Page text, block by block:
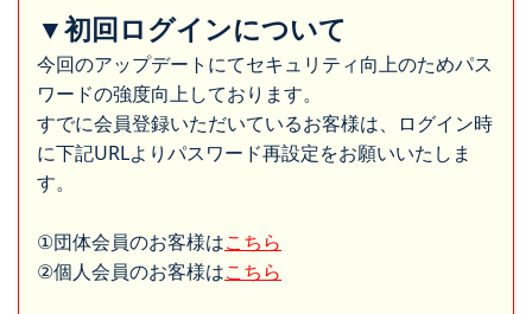
▼初回ログインについて
今回のアップデートにてセキュリティ向上のためパス
ワードの強度向上しております。
すでに会員登録いただいているお客様は、ログイン時
に下記URLよりパスワード再設定をお願いいたしま
す。
①団体会員のお客様はこちら
②個人会員のお客様はこちら